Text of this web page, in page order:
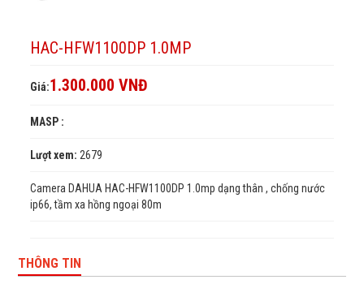
HAC-HFW1100DP 1.0MP
Giá:1.300.000 VNĐ
MASP :
Lượt xem: 2679
Camera DAHUA HAC-HFW1100DP 1.0mp dạng thân , chống nước
ip66, tầm xa hồng ngoại 80m
THÔNG TIN